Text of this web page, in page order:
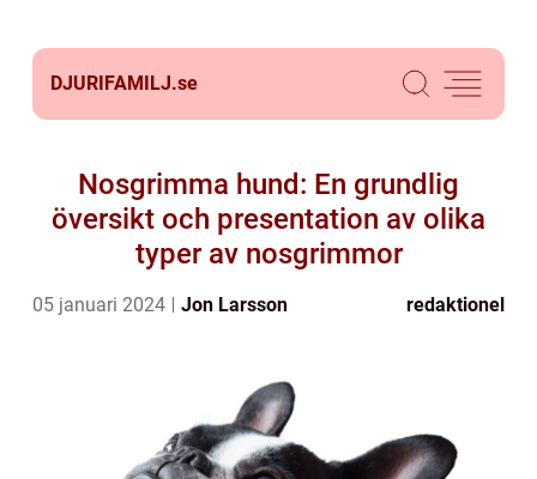
DJURIFAMILJ.se
Nosgrimma hund: En grundlig
översikt och presentation av olika
typer av nosgrimmor
05 januari 2024 Jon Larsson redaktionel